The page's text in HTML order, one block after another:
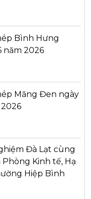
Bình Hưng
năm 2026
Măng Đen ngày
Đà Lạt cùng
Kinh tế, Hạ
Hiệp Bình